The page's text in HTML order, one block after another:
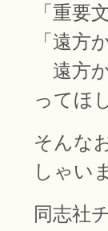
「重要
「遠方
遠方
ってほ
そんな
しゃい
同志社